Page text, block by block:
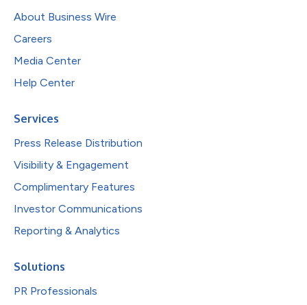
About Business Wire
Careers
Media Center
Help Center
Services
Press Release Distribution
Visibility & Engagement
Complimentary Features
Investor Communications
Reporting & Analytics
Solutions
PR Professionals